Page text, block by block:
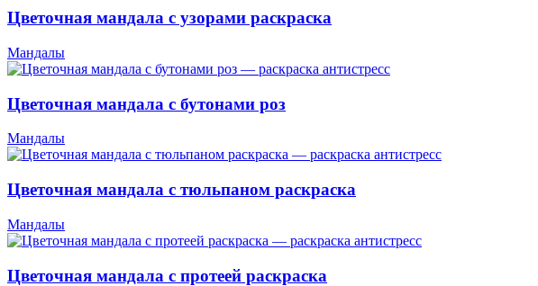
Цветочная мандала с узорами раскраска
Мандалы
Цветочная мандала с бутонами роз
Мандалы
Цветочная мандала с тюльпаном раскраска
Мандалы
Цветочная мандала с протеей раскраска